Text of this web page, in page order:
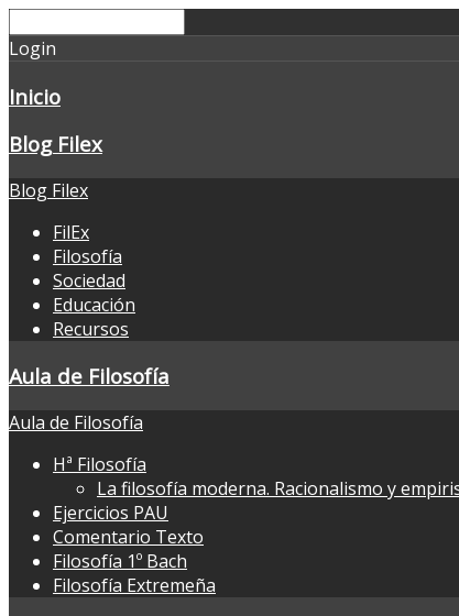
Login
Inicio
Blog Filex
Blog Filex
FilEx
Filosofía
Sociedad
Educación
Recursos
Aula de Filosofía
Aula de Filosofía
Hª Filosofía
La filosofía moderna. Racionalismo y
Ejercicios PAU
Comentario Texto
Filosofía 1º Bach
Filosofía Extremeña